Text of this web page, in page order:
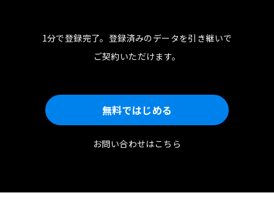
1分で登録完了。 登録済みのデータを引き継いで
ご契約いただけます。
無料ではじめる
お問い合わせはこちら